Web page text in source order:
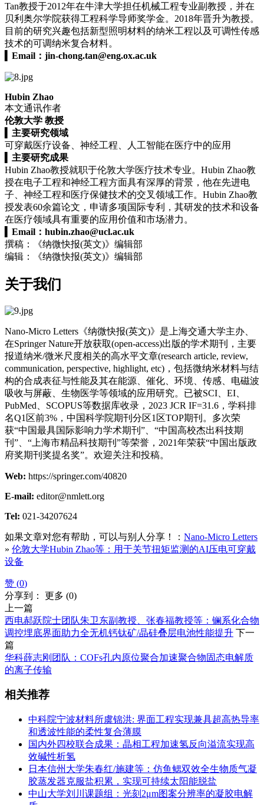
Tan教授于2012年在牛津大学担任机械工程专业副教授，并在
贝利奥尔学院获得工程科学导师奖学金。2018年晋升为教授。
目前的研究兴趣包括新型照明材料的纳米工程以及可调性传感
技术的可调纳米复合材料。
Email： jin-chong.tan@eng.ox.ac.uk
Hubin Zhao
本文通讯作者
伦敦大学 教授
主要研究领域
可穿戴医疗设备、神经工程、人工智能在医疗中的应用
主要研究成果
Hubin Zhao教授就职于伦敦大学医疗技术专业。Hubin Zhao教
授在电子工程和神经工程方面具有深厚的背景，他在先进电
子、神经工程和医疗保健技术的交叉领域工作。Hubin Zhao教
授发表60余篇论文，申请多项国际专利，其研发的技术和设备
在医疗领域具有重要的应用价值和市场潜力。
Email： hubin.zhao@ucl.ac.uk
撰稿：《纳微快报(英文)》编辑部
编辑：《纳微快报(英文)》编辑部
关于我们
Nano-Micro Letters《纳微快报(英文)》是上海交通大学主办、
在Springer Nature开放获取(open-access)出版的学术期刊，主要
报道纳米/微米尺度相关的高水平文章(research article, review,
communication, perspective, highlight, etc)，包括微纳米材料与结
构的合成表征与性能及其在能源、催化、环境、传感、电磁波
吸收与屏蔽、生物医学等领域的应用研究。已被SCI、EI、
PubMed、SCOPUS等数据库收录，2023 JCR IF=31.6，学科排
名Q1区前3%，中国科学院期刊分区1区TOP期刊。多次荣
获“中国最具国际影响力学术期刊”、“中国高校杰出科技期
刊”、“上海市精品科技期刊”等荣誉，2021年荣获“中国出版政
府奖期刊奖提名奖”。欢迎关注和投稿。
Web: https://springer.com/40820
E-mail: editor@nmlett.org
Tel: 021-34207624
如果文章对您有帮助，可以与别人分享！： Nano-Micro Letters
» 伦敦大学Hubin Zhao等：用于关节扭矩监测的AI压电可穿戴
设备
赞 (0)
分享到： 更多 (0)
上一篇
西电郝跃院士团队朱卫东副教授、张春福教授等：镧系化合物
调控埋底界面助力全无机钙钛矿/晶硅叠层电池性能提升 下一
篇
华科薛志刚团队：COFs孔内原位聚合加速聚合物固态电解质
的离子传输
相关推荐
中科院宁波材料所虞锦洪: 界面工程实现兼具超高热导率
和透波性能的柔性复合薄膜
国内外四校联合成果：晶相工程加速氢反向溢流实现高
效碱性析氢
日本信州大学朱春红/施建等：仿鱼鳃双效全生物质气凝
胶蒸发器克服盐积累，实现可持续太阳能脱盐
中山大学刘川课题组：光刻2μm图案分辨率的凝胶电解